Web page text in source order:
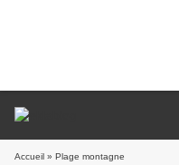
Accueil » Plage montagne